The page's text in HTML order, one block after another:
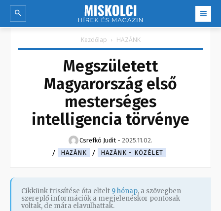
Kezdőlap HAZÁNK
Megszületett
Magyarország első
mesterséges
intelligencia törvénye
Csrefkó Judit - 2025.11.02.
HAZÁNK
HAZÁNK - KÖZÉLET
Cikkünk frissítése óta eltelt 9 hónap, a szövegben
szereplő információk a megjelenéskor pontosak
voltak, de mára elavulhattak.